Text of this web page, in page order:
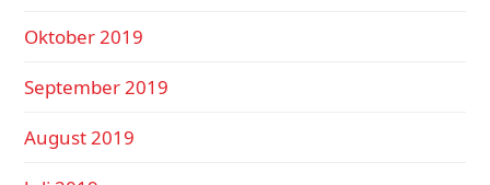
Oktober 2019
September 2019
August 2019